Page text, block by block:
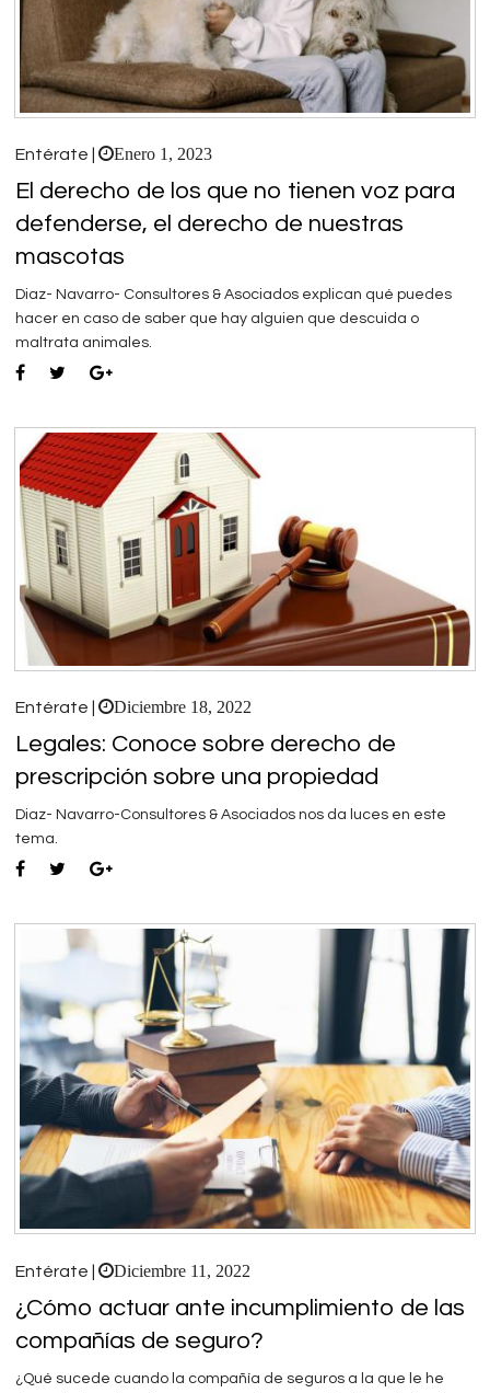
Entérate | Enero 1, 2023
El derecho de los que no tienen voz para
defenderse, el derecho de nuestras
mascotas
Diaz- Navarro- Consultores & Asociados explican qué puedes
hacer en caso de saber que hay alguien que descuida o
maltrata animales.
Entérate | Diciembre 18, 2022
Legales: Conoce sobre derecho de
prescripción sobre una propiedad
Diaz- Navarro-Consultores & Asociados nos da luces en este
tema.
Entérate | Diciembre 11, 2022
¿Cómo actuar ante incumplimiento de las
compañías de seguro?
¿Qué sucede cuando la compañía de seguros a la que le he